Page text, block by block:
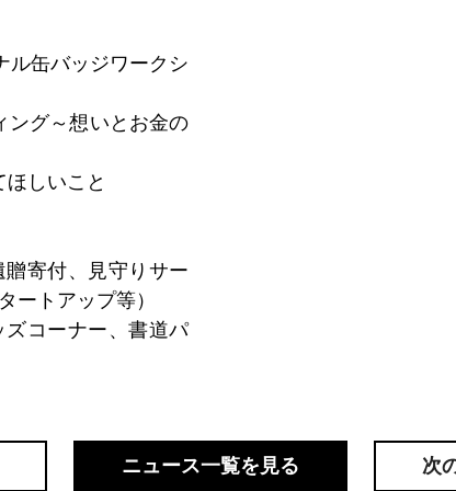
缶バッジワークシ
グ～想いとお金の
しいこと
寄付、見守りサー
ートアップ等）
コーナー、書道パ
ニュース一覧を見る 次